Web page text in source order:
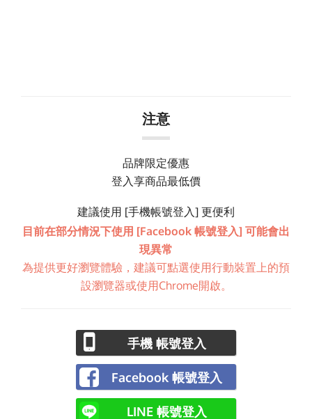
注意
品牌限定優惠
登入享商品最低價
建議使用 [手機帳號登入] 更便利
目前在部分情況下使用 [Facebook 帳號登入] 可能會出
現異常
為提供更好瀏覽體驗，建議可點選使用行動裝置上的預
設瀏覽器或使用Chrome開啟。
手機 帳號登入
Facebook 帳號登入
LINE 帳號登入